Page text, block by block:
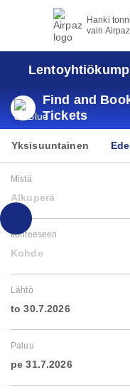
Hanki
vain
Find and
Tickets
Yksisuuntainen
Mistä
Alkuperä
kohteeseen
Kohde
Lähtö
to 30.7.2026
Paluu
pe 31.7.2026